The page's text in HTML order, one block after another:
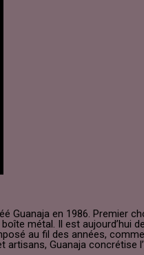
en 1986. Premier
métal. Il est aujourd’hui
au fil des années,
Guanaja concrétise